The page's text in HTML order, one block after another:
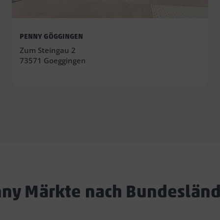
PENNY GÖGGINGEN
Zum Steingau 2
73571 Goeggingen
Märkte nach